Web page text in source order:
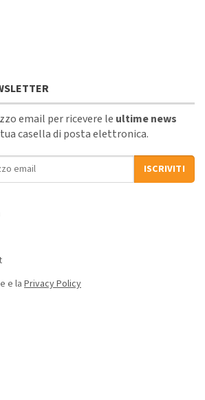
email per ricevere le ultime news
casella di posta elettronica.
ISCRIVITI
e la Privacy Policy